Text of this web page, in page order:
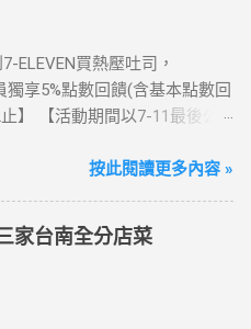
便💰 ·活動詳情：好康優惠看
優惠】 ·eSIM ibon 購買教學
📲 全球上網首選，速度穩
賓、歐洲、土耳其 熱門地區通
免等待超便利 ✈️ 180天彈性開
人買兩人用，享受出國網路自
買一送一 eSIM適用機型： ※
ELEVEN買熱壓吐司，
獨享5%點數回饋(含基本點數回
】 【活動期間以7-11最後公
週三到7-ELEVEN買熱壓吐司
詢】
emap.aspx# 小編推
按此閱讀更多內容 »
家台南全分店菜